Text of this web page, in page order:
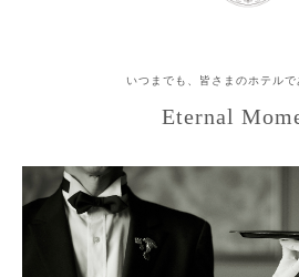
いつまでも、皆さまのホテル
Eternal